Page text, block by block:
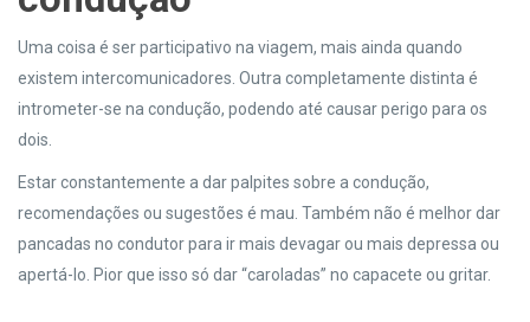
Uma coisa é ser participativo na viagem, mais ainda quando
existem intercomunicadores. Outra completamente distinta é
intrometer-se na condução, podendo até causar perigo para os
dois.
Estar constantemente a dar palpites sobre a condução,
recomendações ou sugestões é mau. Também não é melhor dar
pancadas no condutor para ir mais devagar ou mais depressa ou
apertá-lo. Pior que isso só dar “caroladas” no capacete ou gritar.